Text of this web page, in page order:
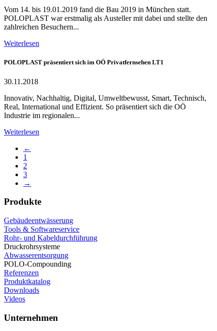
Vom 14. bis 19.01.2019 fand die Bau 2019 in München statt.
POLOPLAST war erstmalig als Austeller mit dabei und stellte den
zahlreichen Besuchern...
Weiterlesen
POLOPLAST präsentiert sich im OÖ Privatfernsehen LT1
30.11.2018
Innovativ, Nachhaltig, Digital, Umweltbewusst, Smart, Technisch,
Real, International und Effizient. So präsentiert sich die OÖ
Industrie im regionalen...
Weiterlesen
←
1
2
3
→
Produkte
Gebäudeentwässerung
Tools & Softwareservice
Rohr- und Kabeldurchführung
Druckrohrsysteme
Abwasserentsorgung
POLO-Compounding
Referenzen
Produktkatalog
Downloads
Videos
Unternehmen